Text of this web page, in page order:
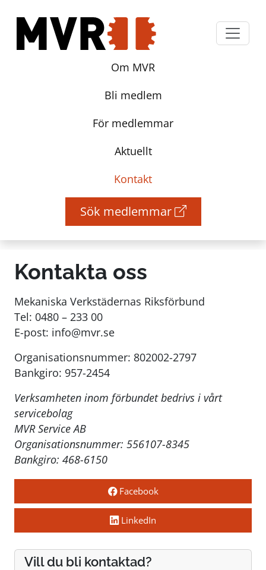
Om MVR
Bli medlem
För medlemmar
Aktuellt
Kontakt
Sök medlemmar
Kontakta oss
Mekaniska Verkstädernas Riksförbund
Tel: 0480 – 233 00
E-post: info@mvr.se
Organisationsnummer: 802002-2797
Bankgiro: 957-2454
Verksamheten inom förbundet bedrivs i vårt
servicebolag
MVR Service AB
Organisationsnummer: 556107-8345
Bankgiro: 468-6150
Facebook
LinkedIn
Vill du bli kontaktad?